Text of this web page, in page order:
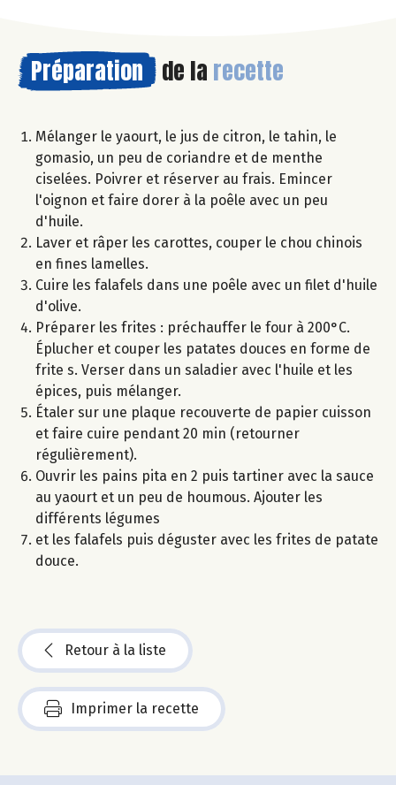
Préparation de la recette
Mélanger le yaourt, le jus de citron, le tahin, le
gomasio, un peu de coriandre et de menthe
ciselées. Poivrer et réserver au frais. Emincer
l'oignon et faire dorer à la poêle avec un peu
d'huile.
Laver et râper les carottes, couper le chou chinois
en fines lamelles.
Cuire les falafels dans une poêle avec un filet d'huile
d'olive.
Préparer les frites : préchauffer le four à 200°C.
Éplucher et couper les patates douces en forme de
frite s. Verser dans un saladier avec l'huile et les
épices, puis mélanger.
Étaler sur une plaque recouverte de papier cuisson
et faire cuire pendant 20 min (retourner
régulièrement).
Ouvrir les pains pita en 2 puis tartiner avec la sauce
au yaourt et un peu de houmous. Ajouter les
différents légumes
et les falafels puis déguster avec les frites de patate
douce.
Retour à la liste
Imprimer la recette